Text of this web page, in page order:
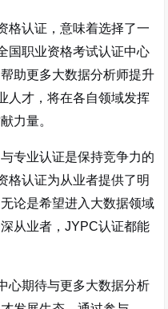
认证，意味着选择了一
国职业资格考试认证中心
助更多大数据分析师提升
人才，将在各自领域发挥
力量。
专业认证是保持竞争力的
格认证为从业者提供了明
论是希望进入大数据领域
从业者，JYPC认证都能
心期待与更多大数据分析